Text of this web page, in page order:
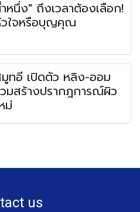
หนึ่ง" ถึงเวลาต้องเลือก!
ใจหรือบุญคุณ
ทอี เปิดตัว หลิง-ออม
มสร้างปรากฎการณ์ผิว
ม่
us